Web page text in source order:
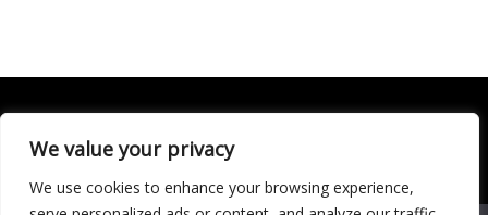
We value your privacy
We use cookies to enhance your browsing experience,
Todo conteúdo publicado neste portal, incluindo textos,
responsabilidade do autor. © 2020 - 2024 Todos os direitos
reservados ao site Matéria Livre Royale News by